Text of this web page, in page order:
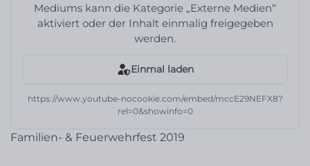
Mediums kann die Kategorie „Externe Medien“
aktiviert oder der Inhalt einmalig freigegeben
werden.
Einmal laden
https://www.youtube-nocookie.com/embed/mccE29NEFX8?
rel=0&showinfo=0
Familien- & Feuerwehrfest 2019